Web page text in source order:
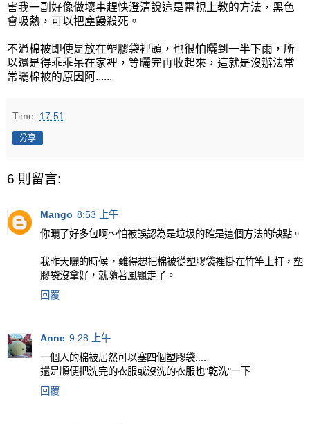
害我一副好像做壞事趕快澄清說這是電視上教的方法，黑色
會吸熱，可以把塵饅殺死。
不過棉被即使是放在塑膠袋裡頭，也很怕曬到一半下雨，所
以還是得乖乖呆在家裡，等曬完再收起來，這就是沒辦法常
常曬棉被的原因阿......
Time: 17:51
分享
6 則留言:
Mango 8:53 上午
你曬了好多包啊～怕被誤認為是垃圾的確是這個方法的缺點。
我昨天曬的時候，難得想把棉被從塑膠袋裡掛在竹竿上打，塑
膠袋沒拿好，就隨著風飄走了。
回覆
Anne 9:28 上午
一個人的棉被居然可以塞四個塑膠袋....
還是順便把洗完的衣服或沒洗的衣服也"乾洗"一下
回覆